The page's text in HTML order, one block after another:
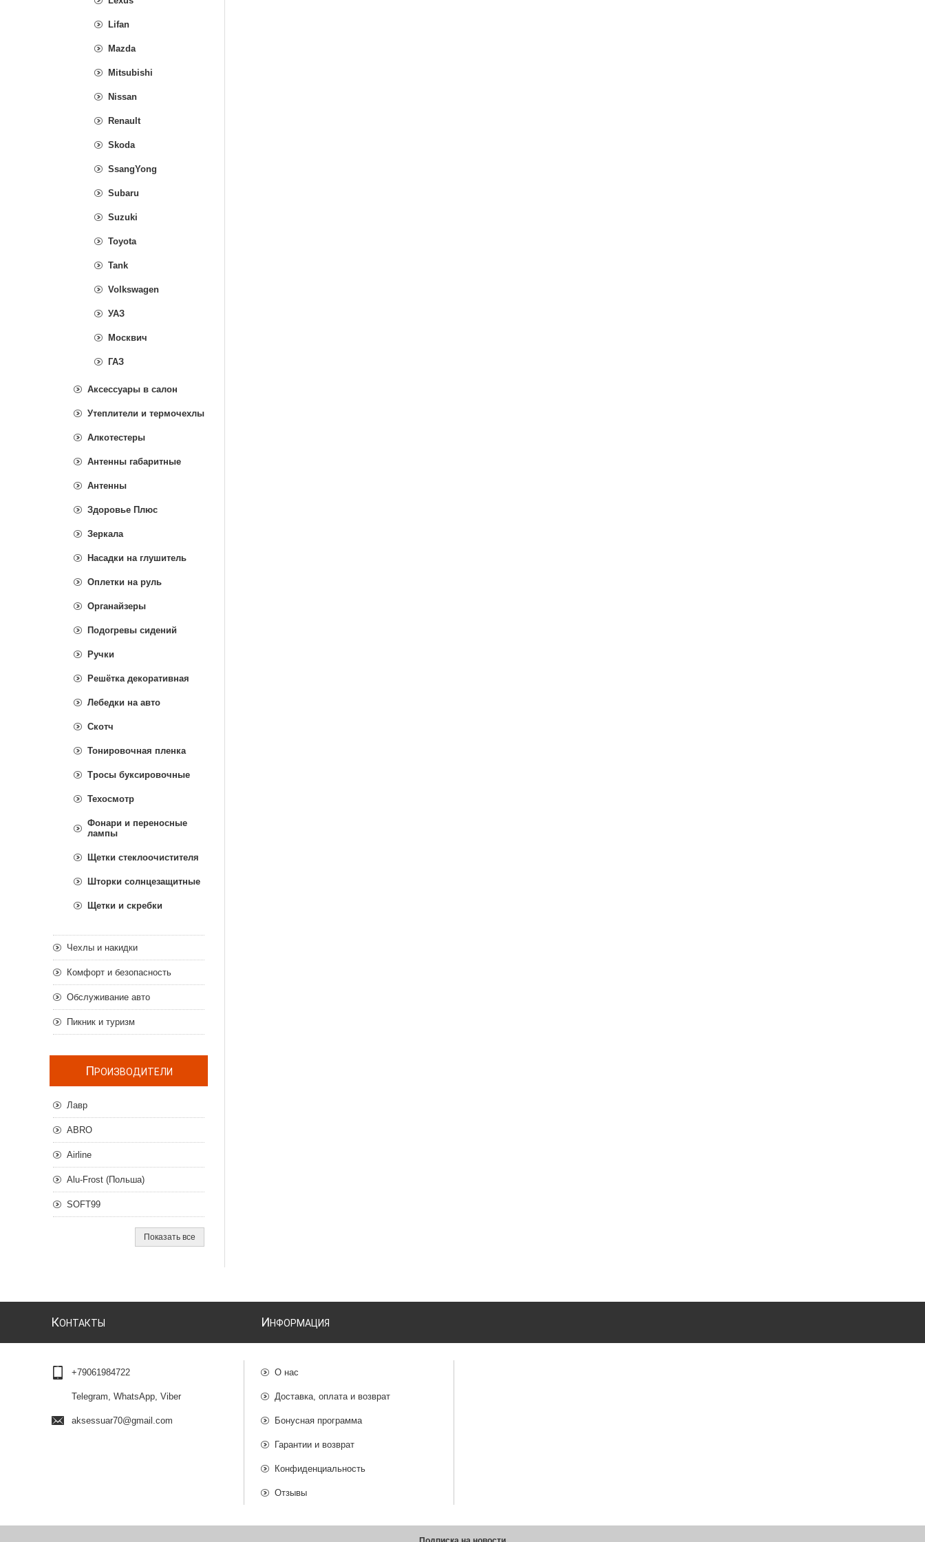
Lifan
Mazda
Mitsubishi
Nissan
Renault
Skoda
SsangYong
Subaru
Suzuki
Toyota
Tank
Volkswagen
УАЗ
Москвич
ГАЗ
Аксессуары в салон
Утеплители и термочехлы
Алкотестеры
Антенны габаритные
Антенны
Здоровье Плюс
Зеркала
Насадки на глушитель
Оплетки на руль
Органайзеры
Подогревы сидений
Ручки
Решётка декоративная
Лебедки на авто
Скотч
Тонировочная пленка
Тросы буксировочные
Техосмотр
Фонари и переносные
лампы
Щетки стеклоочистителя
Шторки солнцезащитные
Щетки и скребки
Чехлы и накидки
Комфорт и безопасность
Обслуживание авто
Пикник и туризм
ПРОИЗВОДИТЕЛИ
Лавр
ABRO
Airline
Alu-Frost (Польша)
SOFT99
Показать все
КОНТАКТЫ
+79061984722
Telegram, WhatsApp, Viber
aksessuar70@gmail.com
ИНФОРМАЦИЯ
О нас
Доставка, оплата и возврат
Бонусная программа
Гарантии и возврат
Конфиденциальность
Отзывы